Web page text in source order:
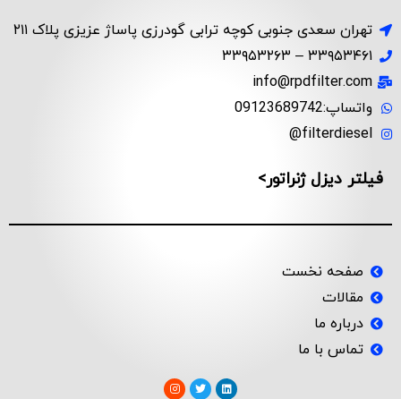
تهران سعدی جنوبی کوچه ترابی گودرزی پاساژ عزیزی پلاک ۲۱۱
۳۳۹۵۳۴۶۱ – ۳۳۹۵۳۲۶۳
info@rpdfilter.com
واتساپ:09123689742
filterdiesel@
فیلتر دیزل ژنراتور>
صفحه نخست
مقالات
درباره ما
تماس با ما